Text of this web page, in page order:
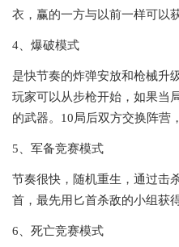
衣，赢的一方与以前一样可以
4、爆破模式
是快节奏的炸弹安放和枪械升
玩家可以从步枪开始，如果
的武器。10局后双方交换阵营
5、军备竞赛模式
节奏很快，随机重生，通过击
首，最先用匕首杀敌的小组获
6、死亡竞赛模式